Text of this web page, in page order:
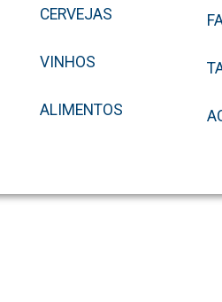
CERVEJAS
VINHOS
ALIMENTOS